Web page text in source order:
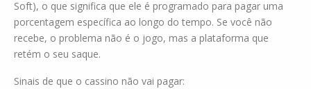
Soft), o que significa que ele é programado para pagar uma
porcentagem específica ao longo do tempo. Se você não
recebe, o problema não é o jogo, mas a plataforma que
retém o seu saque.
Sinais de que o cassino não vai pagar: